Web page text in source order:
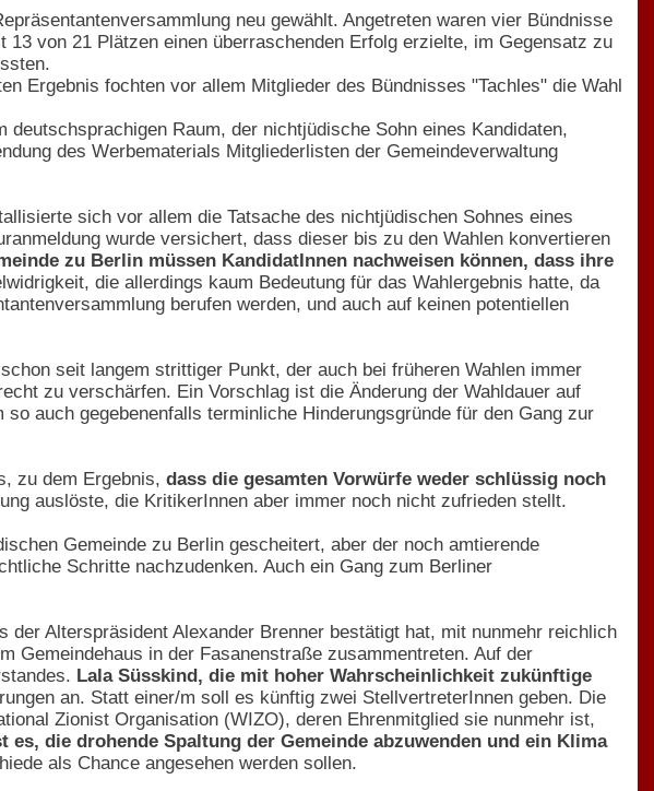
neu gewählt. Angetreten waren vier Bündnisse
von 21 Plätzen einen überraschenden Erfolg erzielte, im Gegensatz zu
Ergebnis fochten vor allem Mitglieder des Bündnisses "Tachles" die Wahl
Raum, der nichtjüdische Sohn eines Kandidaten,
des Werbematerials Mitgliederlisten der Gemeindeverwaltung
sich vor allem die Tatsache des nichtjüdischen Sohnes eines
wurde versichert, dass dieser bis zu den Wahlen konvertieren
zu Berlin müssen KandidatInnen nachweisen können, dass ihre
die allerdings kaum Bedeutung für das Wahlergebnis hatte, da
berufen werden, und auch auf keinen potentiellen
seit langem strittiger Punkt, der auch bei früheren Wahlen immer
zu verschärfen. Ein Vorschlag ist die Änderung der Wahldauer auf
auch gegebenenfalls terminliche Hinderungsgründe für den Gang zur
zu dem Ergebnis, dass die gesamten Vorwürfe weder schlüssig noch
auslöste, die KritikerInnen aber immer noch nicht zufrieden stellt.
Gemeinde zu Berlin gescheitert, aber der noch amtierende
Schritte nachzudenken. Auch ein Gang zum Berliner
Alterspräsident Alexander Brenner bestätigt hat, mit nunmehr reichlich
Gemeindehaus in der Fasanenstraße zusammentreten. Auf der
Lala Süsskind, die mit hoher Wahrscheinlichkeit zukünftige
an. Statt einer/m soll es künftig zwei StellvertreterInnen geben. Die
Zionist Organisation (WIZO), deren Ehrenmitglied sie nunmehr ist,
es, die drohende Spaltung der Gemeinde abzuwenden und ein Klima
als Chance angesehen werden sollen.